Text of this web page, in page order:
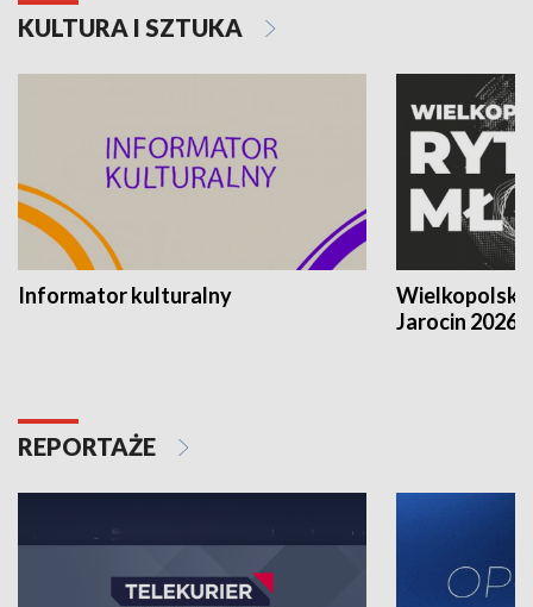
KULTURA I SZTUKA
Informator kulturalny
Jarocin 2026
REPORTAŻE